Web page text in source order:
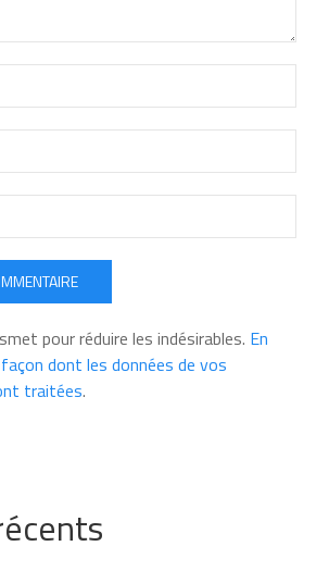
pour réduire les indésirables. En
dont les données de vos
traitées.